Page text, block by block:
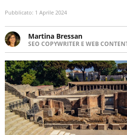
Pubblicato: 1 Aprile 2024
Martina Bressan
SEO COPYWRITER E WEB
Appassionata di viaggi, di
scoprire nuovi posti e nuove
determinata e
soprattutto scrivere.